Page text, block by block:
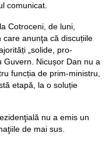
comunicat.
Cotroceni, de luni,
anunţa că discuțiile
„solide, pro-
Guvern. Nicușor Dan nu a
funcția de prim-ministru,
etapă, la o soluție
nu a emis un
de mai sus.